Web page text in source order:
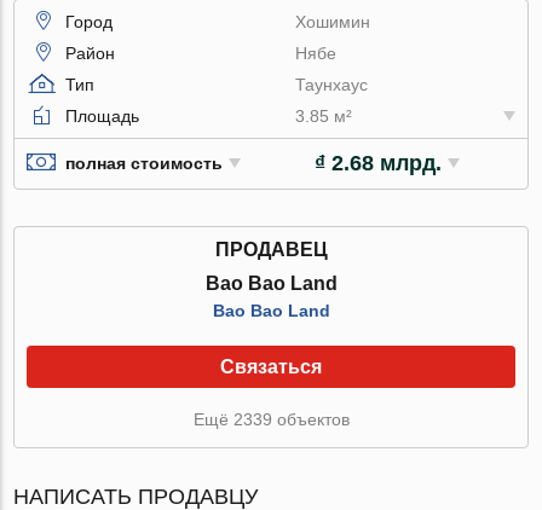
Город
Хошимин
Район
Нябе
Тип
Таунхаус
Площадь
3.85 м²
полная стоимость ₫ 2.68 млрд.
ПРОДАВЕЦ
Bao Bao Land
Bao Bao Land
Связаться
Ещё 2339 объектов
НАПИСАТЬ ПРОДАВЦУ